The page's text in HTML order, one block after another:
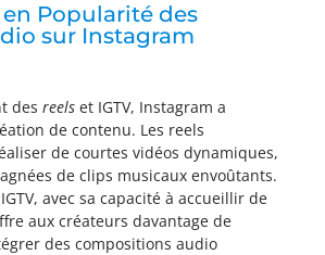
Popularité des
sur Instagram
des reels et IGTV, Instagram a
de contenu. Les reels
de courtes vidéos dynamiques,
de clips musicaux envoûtants.
avec sa capacité à accueillir de
aux créateurs davantage de
des compositions audio